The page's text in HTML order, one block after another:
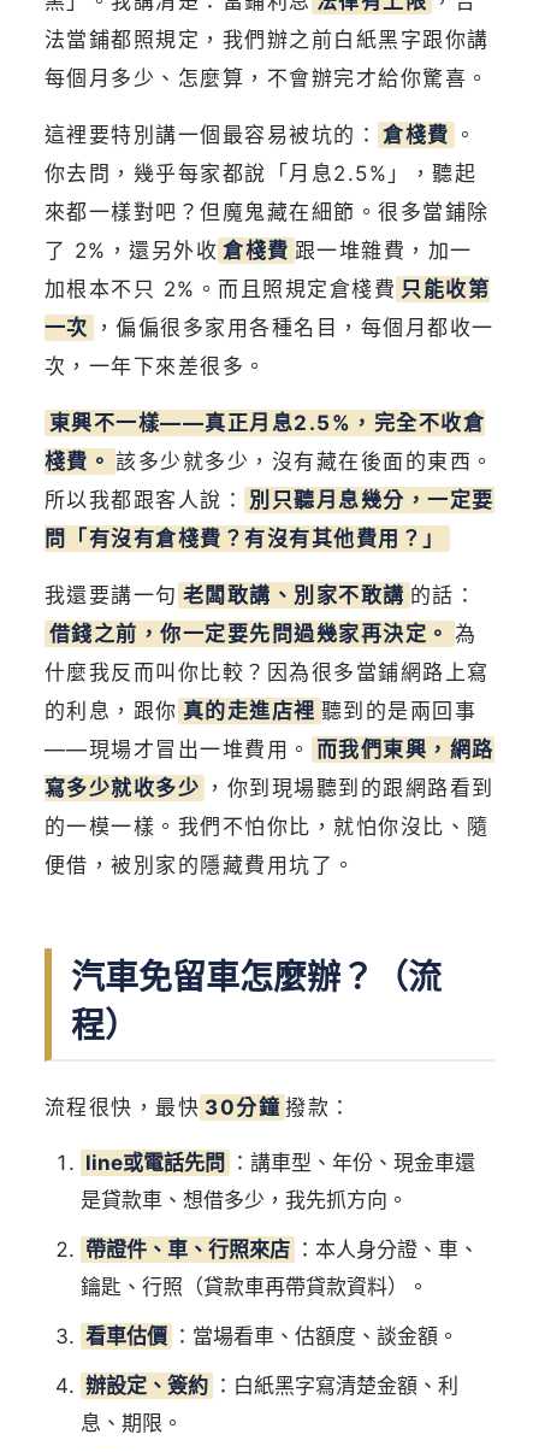
法當鋪都照規定，我們辦之前白紙黑字跟你講
每個月多少、怎麼算，不會辦完才給你驚喜。
這裡要特別講一個最容易被坑的： 倉棧費 。
你去問，幾乎每家都說「月息2.5%」，聽起
來都一樣對吧？但魔鬼藏在細節。很多當鋪除
了 2%，還另外收 倉棧費 跟一堆雜費，加一
加根本不只 2%。而且照規定倉棧費 只能收第
一次 ，偏偏很多家用各種名目，每個月都收一
次，一年下來差很多。
東興不一樣——真正月息2.5%，完全不收倉
棧費。 該多少就多少，沒有藏在後面的東西。
所以我都跟客人說：
別只聽月息幾分，一定要
問「有沒有倉棧費？有沒有其他費用？」
我還要講一句 老闆敢講、別家不敢講 的話：
借錢之前，你一定要先問過幾家再決定。 為
什麼我反而叫你比較？因為很多當鋪網路上寫
的利息，跟你 真的走進店裡 聽到的是兩回事
——現場才冒出一堆費用。
而我們東興，網路
寫多少就收多少 ，你到現場聽到的跟網路看到
的一模一樣。我們不怕你比，就怕你沒比、隨
便借，被別家的隱藏費用坑了。
汽車免留車怎麼辦？（流
程）
流程很快，最快 30分鐘 撥款：
line或電話先問
：講車型、年份、現金車還
是貸款車、想借多少，我先抓方向。
帶證件、車、行照來店 ：本人身分證、車、
鑰匙、行照（貸款車再帶貸款資料）。
看車估價 ：當場看車、估額度、談金額。
辦設定、簽約 ：白紙黑字寫清楚金額、利
息、期限。